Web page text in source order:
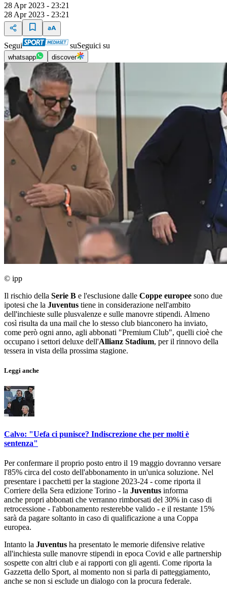
28 Apr 2023 - 23:21
28 Apr 2023 - 23:21
Segui suSeguici su
whatsapp discover
© ipp
Il rischio della Serie B e l'esclusione dalle Coppe europee sono due
ipotesi che la Juventus tiene in considerazione nell'ambito
dell'inchieste sulle plusvalenze e sulle manovre stipendi. Almeno
così risulta da una mail che lo stesso club bianconero ha inviato,
come però ogni anno, agli abbonati "Premium Club", quelli cioè che
occupano i settori deluxe dell'Allianz Stadium, per il rinnovo della
tessera in vista della prossima stagione.
Leggi anche
Calvo: "Uefa ci punisce? Indiscrezione che per molti è
sentenza"
Per confermare il proprio posto entro il 19 maggio dovranno versare
l'85% circa del costo dell'abbonamento in un'unica soluzione. Nel
presentare i pacchetti per la stagione 2023-24 - come riporta il
Corriere della Sera edizione Torino - la Juventus informa
anche propri abbonati che verranno rimborsati del 30% in caso di
retrocessione - l'abbonamento resterebbe valido - e il restante 15%
sarà da pagare soltanto in caso di qualificazione a una Coppa
europea.
Intanto la Juventus ha presentato le memorie difensive relative
all'inchiesta sulle manovre stipendi in epoca Covid e alle partnership
sospette con altri club e ai rapporti con gli agenti. Come riporta la
Gazzetta dello Sport, al momento non si parla di patteggiamento,
anche se non si esclude un dialogo con la procura federale.